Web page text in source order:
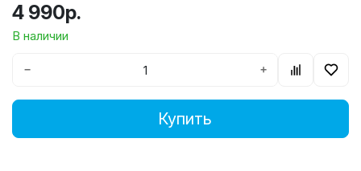
4 990р.
В наличии
− +
Купить